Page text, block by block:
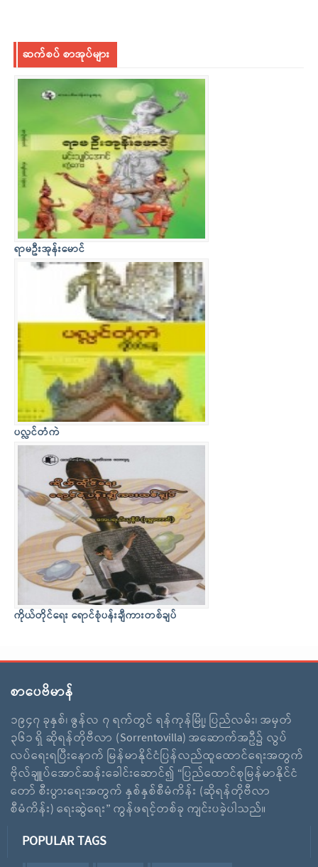
ဆက်စပ် စာအုပ်များ
ရာမဦးအုန်းမောင်
ပလ္လင်တံကဲ
ကိုယ်တိုင်ရေး ရောင်စုံပန်းချီကားတစ်ချပ်
စာပေဗိမာန်
၁၉၄၇ ခုနှစ်၊ ဇွန်လ ၇ ရက်တွင် ရန်ကုန်မြို့၊ ပြည်လမ်း၊ အမှတ်
၃၆၁ ရှိ ဆိုရန်တိုဗီလာ (Sorrentovilla) အဆောက်အဦ၌ လွပ်
လပ်ရေးရပြီးနောက် မြန်မာနိုင်ငံပြန်လည်ထူထောင်ရေးအတွက်
ဗိုလ်ချူပ်အောင်ဆန်းခေါင်းဆောင်၍ “ပြည်ထောင်စုမြန်မာနိုင်ငံ
တော် စီးပွားရေးအတွက် နှစ်နှစ်စီမံကိန်း (ဆိုရန်တိုဗီလာ
စီမံကိန်း) ရေးဆွဲရေး” ကွန်ဖရင့်တစ်ခု ကျင်းပခဲ့ပါသည်။
POPULAR TAGS